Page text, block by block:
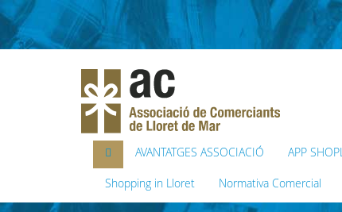
AVANTATGES ASSOCIACIÓ APP
Shopping in Lloret Normativa Comercial